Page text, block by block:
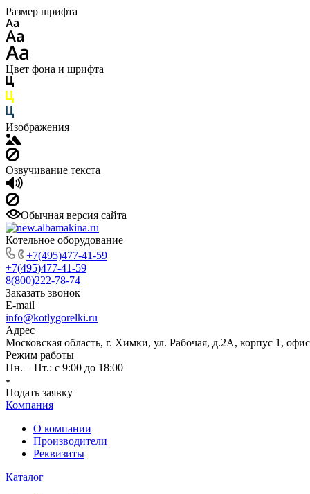
Размер шрифта
Цвет фона и шрифта
Изображения
Озвучивание текста
Обычная версия сайта
Котельное оборудование
+7(495)477-41-59
+7(495)477-41-59
8(800)222-78-74
Заказать звонок
E-mail
info@kotlygorelki.ru
Адрес
Московская область, г. Химки, ул. Рабочая, д.2А, корпус 1,
Режим работы
Пн. – Пт.: с 9:00 до 18:00
Подать заявку
Компания
О компании
Производители
Реквизиты
Каталог